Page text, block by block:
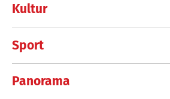
Kultur
Sport
Panorama